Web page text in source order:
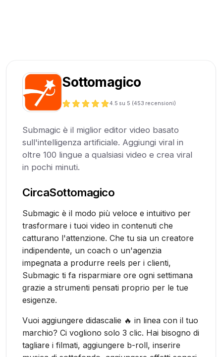
Sottomagico
4.5 su 5 (453 recensioni)
Submagic è il miglior editor video basato
sull'intelligenza artificiale. Aggiungi viral in
oltre 100 lingue a qualsiasi video e crea viral
in pochi minuti.
CircaSottomagico
Submagic è il modo più veloce e intuitivo per
trasformare i tuoi video in contenuti che
catturano l'attenzione. Che tu sia un creatore
indipendente, un coach o un'agenzia
impegnata a produrre reels per i clienti,
Submagic ti fa risparmiare ore ogni settimana
grazie a strumenti pensati proprio per le tue
esigenze.
Vuoi aggiungere didascalie 🔥 in linea con il tuo
marchio? Ci vogliono solo 3 clic. Hai bisogno di
tagliare i filmati, aggiungere b-roll, inserire